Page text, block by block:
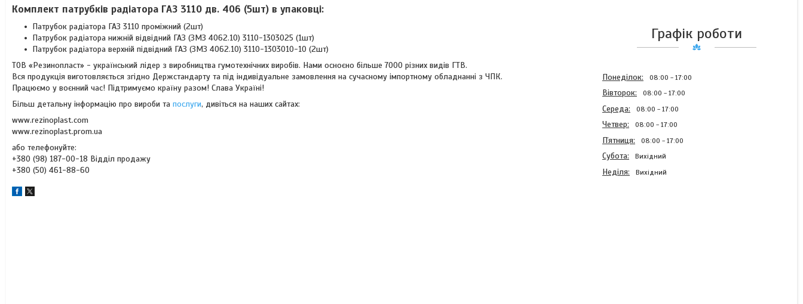
Комплект патрубків радіатора ГАЗ 3110 дв. 406 (5шт) в упаковці:
Патрубок радіатора ГАЗ 3110 проміжний (2шт)
Патрубок радіатора нижній відвідний ГАЗ (ЗМЗ 4062.10) 3110-1303025 (1шт)
Патрубок радіатора верхній підвідний ГАЗ (ЗМЗ 4062.10) 3110-1303010-10 (2шт)
ТОВ «Резинопласт» - український лідер з виробництва гумотехнічних виробів. Нами осноєно більше 7000 різних видів ГТВ.
Вся продукція виготовляється згідно Держстандарту та під індивідуальне замовлення на сучасному імпортному обладнанні з ЧПК.
Працюємо у воєнний час! Підтримуємо країну разом! Слава Україні!
Більш детальну інформацію про вироби та послуги, дивіться на наших сайтах:
www.rezinoplast.com
www.rezinoplast.prom.ua
або телефонуйте:
+380 (98) 187-00-18 Відділ продажу
+380 (50) 461-88-60
Графік роботи
Понеділок 08:00 17:00
Вівторок 08:00 17:00
Середа 08:00 17:00
Четвер 08:00 17:00
Пʼятниця 08:00 17:00
Субота Вихідний
Неділя Вихідний